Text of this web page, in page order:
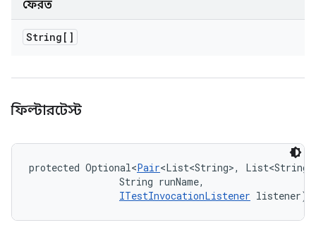
ফেরত
String[]
ফিল্টারটেস্ট
protected Optional<Pair<List<String>,
                String runName,
ITestInvocationListener listener)